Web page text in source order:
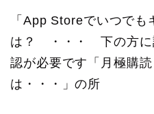
「App Storeでいつでも
は？ ・・・ 下の方に
認が必要です「月極購
は・・・」の所